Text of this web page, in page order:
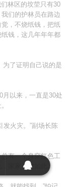
林区的坟茔只有30
们的护林员在路边
，不烧纸钱，把纸
钱，这几年年年都
为了证明自己说的是
月以来，一直是30处
发火灾。”副场长陈
有一个身穿红色工
家家上坟如此。